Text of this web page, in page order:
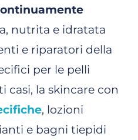
nutrita e idratata
e riparatori della
per le pelli
casi, la skincare con
, lozioni
e bagni tiepidi